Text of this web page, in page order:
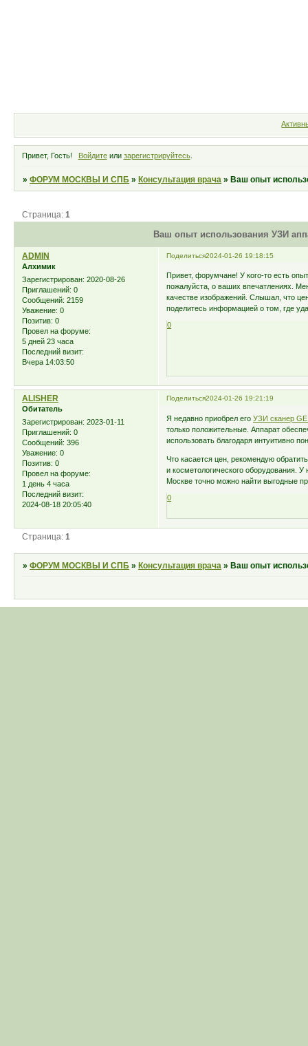
Привет, Гость! Войдитеили зарегистрируйтесь.
»ФОРУМ МОСКВЫ И СПБ »Консультация врача »Ваш опыт
Ваш опыт использования УЗИ
Страница:1
Поделиться2024-01-26 19:18:15
ADMIN
Алхимик
Зарегистрирован: 2020-08-26
Приглашений: 0
Сообщений: 2159
Уважение: 0
Позитив: 0
Провел на форуме:
5 дней 23 часа
Последний визит:
Вчера 14:03:50
Привет, форумчане! У кого-то есть
пожалуйста, о ваших впечатлениях.
качестве изображений. Слышал, что
поделитесь информацией о том, где
0
Поделиться2024-01-26 19:21:19
ALISHER
Обитатель
Зарегистрирован: 2023-01-11
Приглашений: 0
Сообщений: 396
Уважение: 0
Позитив: 0
Провел на форуме:
1 день 4 часа
Последний визит:
2024-08-18 20:05:40
Я недавно приобрел егоУЗИ сканер GE
только положительные. Аппарат
использовать благодаря интуитивно
Что касается цен, рекомендую
и косметологического оборудования.
Москве точно можно найти выгодные
0
Страница:1
»ФОРУМ МОСКВЫ И СПБ » Консультация врача » Ваш опыт